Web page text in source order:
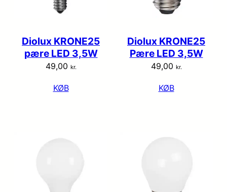
Diolux KRONE25
pære LED 3,5W
49,00 kr.
KØB
Diolux KRONE25
Pære LED 3,5W
49,00 kr.
KØB